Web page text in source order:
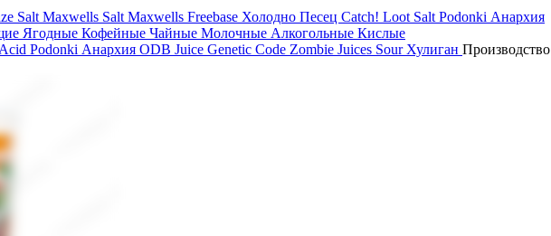
Salt Maxwells Salt Maxwells Freebase Холодно Песец Catch! Loot Salt Podonki Анархия
Ягодные Кофейные Чайные Молочные Алкогольные Кислые
Podonki Анархия ODB Juice Genetic Code Zombie Juices Sour Хулиган Производство